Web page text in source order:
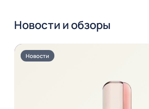
Новости и обзоры
Новости